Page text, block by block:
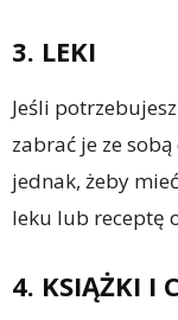
3. LEKI
Jeśli
zabrać je ze
jednak, żeby
leku lub receptę
4. KSIĄŻKI I